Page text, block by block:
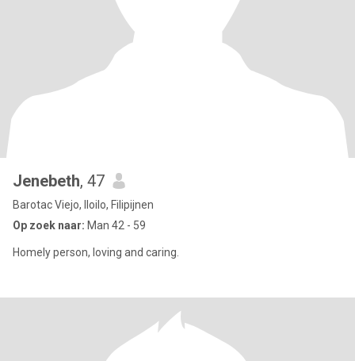
Jenebeth, 47
Barotac Viejo, Iloilo, Filipijnen
Op zoek naar: Man 42 - 59
Homely person, loving and caring.